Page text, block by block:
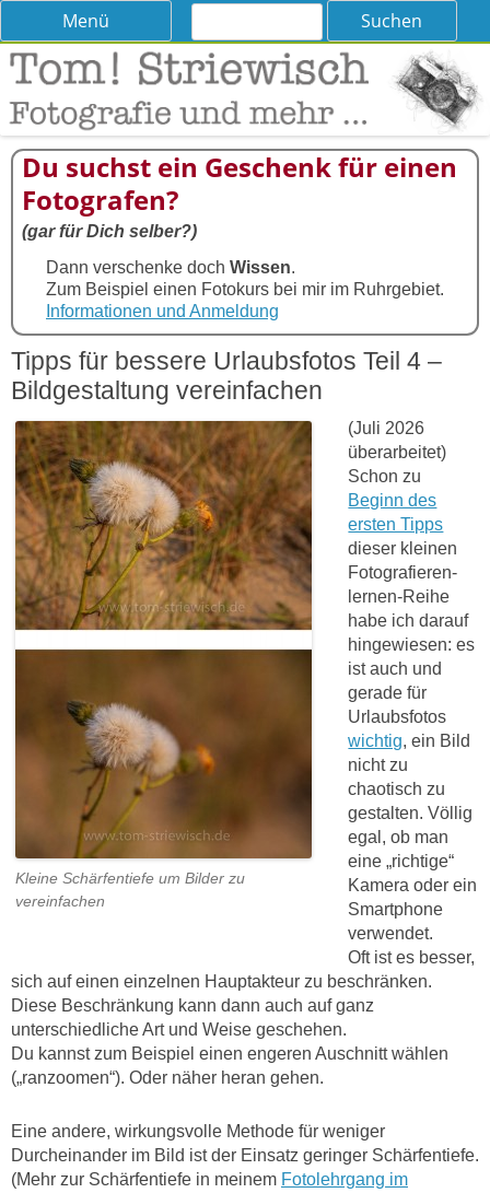
Tom! Striewisch – Fotografieren
lernen
Tipps und Tricks und Meinungen zur Fotografie
Menü
Skip
content
Suchen
Du suchst ein Geschenk für einen
Fotografen?
(gar für Dich selber?)
Dann verschenke doch Wissen.
Zum Beispiel einen Fotokurs bei mir im Ruhrgebiet.
Informationen und Anmeldung
Tipps für bessere Urlaubsfotos Teil 4 –
Bildgestaltung vereinfachen
Kleine Schärfentiefe um Bilder zu
vereinfachen
(Juli 2026
überarbeitet)
Schon zu
Beginn des
ersten Tipps
dieser kleinen
Fotografieren-
lernen-Reihe
habe ich darauf
hingewiesen: es
ist auch und
gerade für
Urlaubsfotos
wichtig, ein Bild
nicht zu
chaotisch zu
gestalten. Völlig
egal, ob man
eine „richtige“
Kamera oder ein
Smartphone
verwendet.
Oft ist es besser,
sich auf einen einzelnen Hauptakteur zu beschränken.
Diese Beschränkung kann dann auch auf ganz
unterschiedliche Art und Weise geschehen.
Du kannst zum Beispiel einen engeren Auschnitt wählen
(„ranzoomen“). Oder näher heran gehen.
Eine andere, wirkungsvolle Methode für weniger
Durcheinander im Bild ist der Einsatz geringer Schärfentiefe.
(Mehr zur Schärfentiefe in meinem Fotolehrgang im